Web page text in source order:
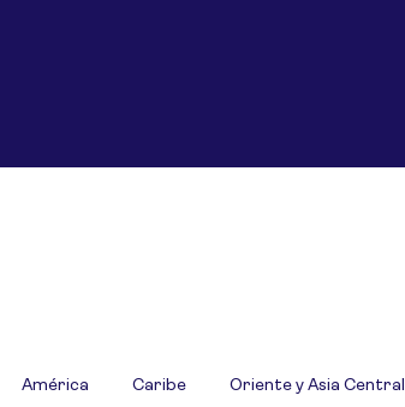
América Caribe Oriente y Asia Central